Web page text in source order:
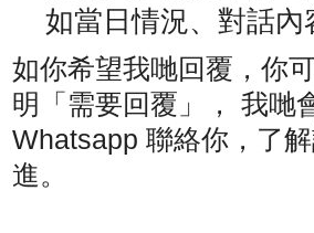
如當日情況、對話內
如你希望我哋回覆，你
明「需要回覆」， 我哋
Whatsapp 聯絡你，了
進。